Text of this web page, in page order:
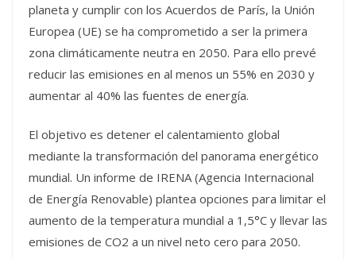
planeta y cumplir con los Acuerdos de París, la Unión
Europea (UE) se ha comprometido a ser la primera
zona climáticamente neutra en 2050. Para ello prevé
reducir las emisiones en al menos un 55% en 2030 y
aumentar al 40% las fuentes de energía.
El objetivo es detener el calentamiento global
mediante la transformación del panorama energético
mundial. Un informe de IRENA (Agencia Internacional
de Energía Renovable) plantea opciones para limitar el
aumento de la temperatura mundial a 1,5°C y llevar las
emisiones de CO2 a un nivel neto cero para 2050.